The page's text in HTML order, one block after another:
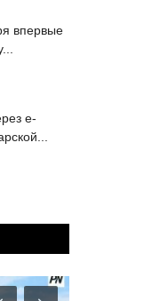
впервые
e-